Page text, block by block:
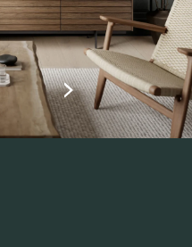
te krijgen tot
op de